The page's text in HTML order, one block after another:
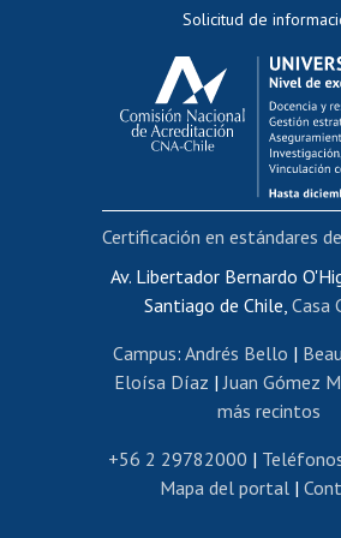
Evaluación docente
Calificación
Postulación al
Funcionarias/os
Cursos internos de
Bienestar del
Portal de movilidad
Certificado de renta
Certificado de renta
Editar páginas
Extranjeras/os
Revalidación y
Postulación al Programa de
Solicitud de
Av. Libertador Bernardo
Santiago de Chile, Casa
Campus: Andrés Bello |
Eloísa Díaz |Juan Gómez
más recintos
+56 2 29782000 |
Mapa del portal|
Certificación en estándares